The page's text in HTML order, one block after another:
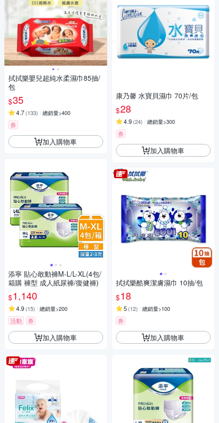
拭拭樂嬰兒超純水柔濕巾85抽/
包
$35
4.7(133) 總銷量>400
券
加入購物車
添寧 貼心敢動褲M-L/L-XL(4包/
箱購 褲型 成人紙尿褲/復健褲)
$1,140
4.9 (15) 總銷量>200
活動 券
加入購物車
康乃馨 水寶貝濕巾 70片/包
$28
4.9 (24) 總銷量>300
券
加入購物車
拭拭樂酷爽潔膚濕巾 10抽/包
$18
5 (12) 總銷量>100
券
加入購物車